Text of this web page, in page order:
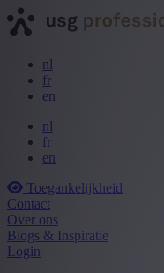
nl
fr
en
nl
fr
en
Toegankelijkheid
Contact
Over ons
Blogs & Inspiratie
Login